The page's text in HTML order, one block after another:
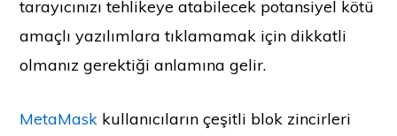
tarayıcınızı tehlikeye atabilecek potansiyel kötü
amaçlı yazılımlara tıklamamak için dikkatli
olmanız gerektiği anlamına gelir.
MetaMask kullanıcıların çeşitli blok zincirleri